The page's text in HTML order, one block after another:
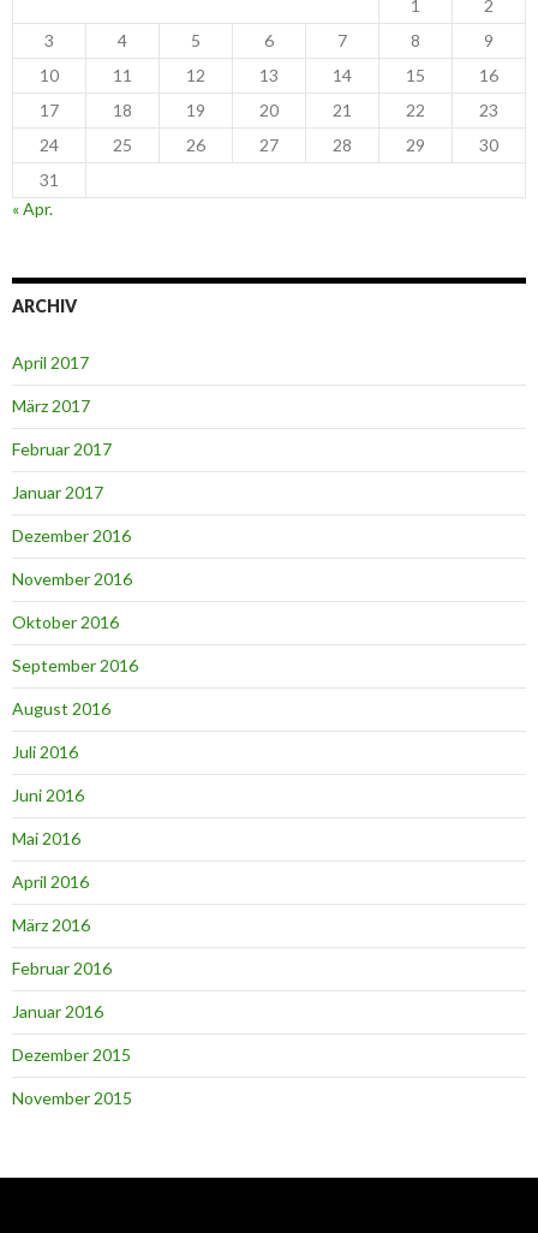
1
2
3
4 5 6 7 8
9
10
11 12 13 14 15
16
17
18 19 20 21 22
23
24
25 26 27 28 29
30
31
« Apr.
ARCHIV
April 2017
März 2017
Februar 2017
Januar 2017
Dezember 2016
November 2016
Oktober 2016
September 2016
August 2016
Juli 2016
Juni 2016
Mai 2016
April 2016
März 2016
Februar 2016
Januar 2016
Dezember 2015
November 2015